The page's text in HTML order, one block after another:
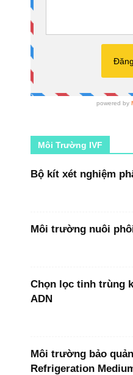
Môi Trường IVF
Bộ kít xét nghiệm
Môi trường nuôi
Chọn lọc tinh trùng
ADN
Môi trường bảo
Refrigeration